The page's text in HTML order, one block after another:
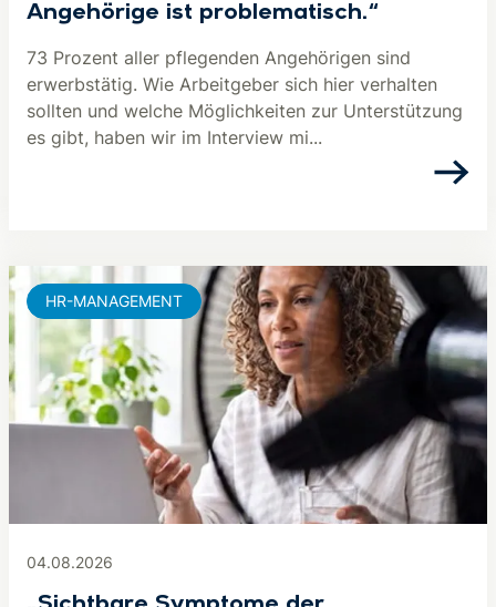
Angehörige ist problematisch.“
73 Prozent aller pflegenden Angehörigen sind
erwerbstätig. Wie Arbeitgeber sich hier verhalten
sollten und welche Möglichkeiten zur Unterstützung
es gibt, haben wir im Interview mi...
04.08.2026
HR-MANAGEMENT